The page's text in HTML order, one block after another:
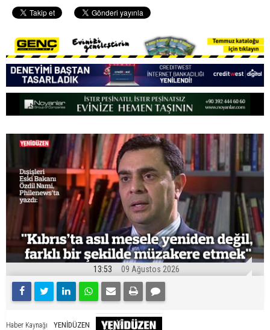
13:53 09 Ağustos 2026
Haber Kaynağı YENİDÜZEN